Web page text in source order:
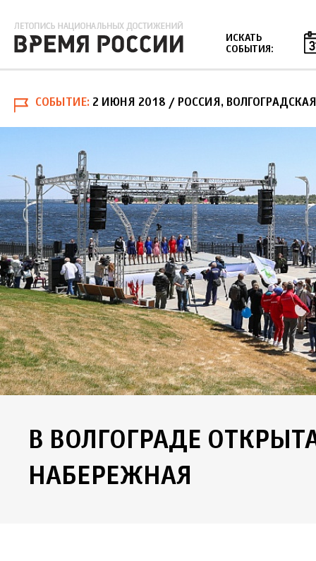
ИСКАТЬ
СОБЫТИЯ:
СОБЫТИЕ 2 ИЮНЯ 2018 / РОССИЯ,
В ВОЛГОГРАДЕ
НАБЕРЕЖНАЯ